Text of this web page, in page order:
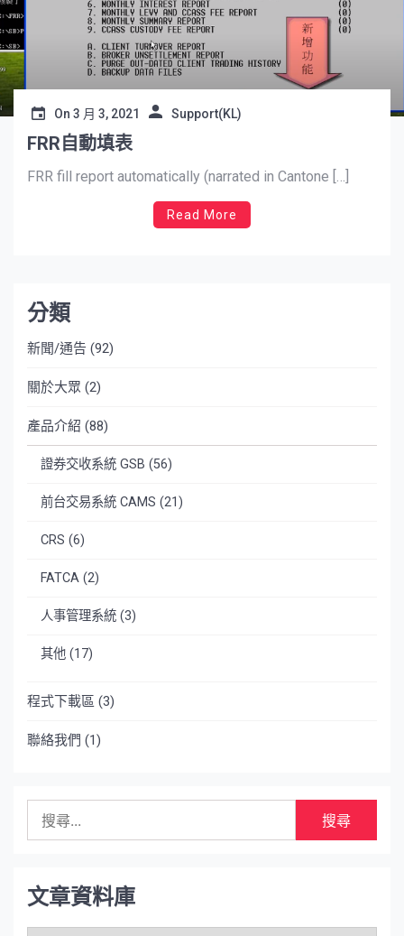
On 3 月 3, 2021 Support(KL)
FRR自動填表
FRR fill report automatically (narrated in Cantone […]
Read More
分類
新聞/通告 (92)
關於大眾 (2)
產品介紹 (88)
證券交收系統 GSB (56)
前台交易系統 CAMS (21)
CRS (6)
FATCA (2)
人事管理系統 (3)
其他 (17)
程式下載區 (3)
聯絡我們 (1)
字:
文章資料庫